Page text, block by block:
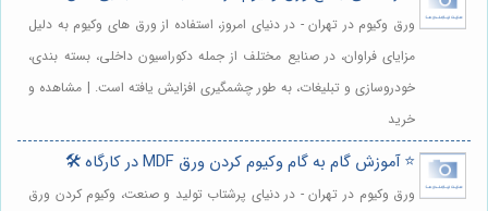
ورق وکیوم در تهران - در دنیای امروز، استفاده از ورق های وکیوم به دلیل
مزایای فراوان، در صنایع مختلف از جمله دکوراسیون داخلی، بسته بندی،
خودروسازی و تبلیغات، به طور چشمگیری افزایش یافته است. | مشاهده و
خرید
⭐️ آموزش گام به گام وکیوم کردن ورق MDF در کارگاه 🛠️
ورق وکیوم در تهران - در دنیای پرشتاب تولید و صنعت، وکیوم کردن ورق